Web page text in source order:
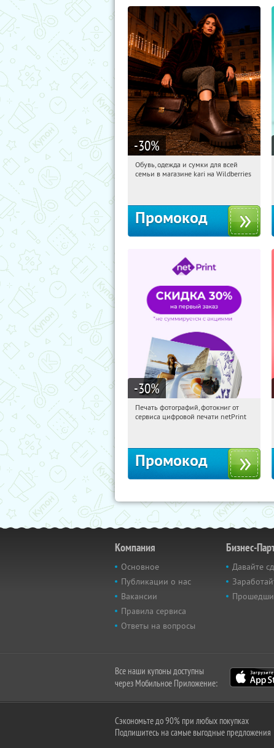
-30%
07:56:07 Получили:
Обувь, одежда и сумки для всей
семьи в магазине kari на Wildberries
Промокод
-30%
07:56:07 Получили:
Печать фотографий, фотокниг от
сервиса цифровой печати netPrint
Промокод
Компания
Основное
Публикации о нас
Вакансии
Правила сервиса
Ответы на вопросы
Бизнес-
Давайте
Все наши купоны доступны
через Мобильное Приложение:
Сэкономьте до 90% при любых покупках
Подпишитесь на самые выгодные предложения